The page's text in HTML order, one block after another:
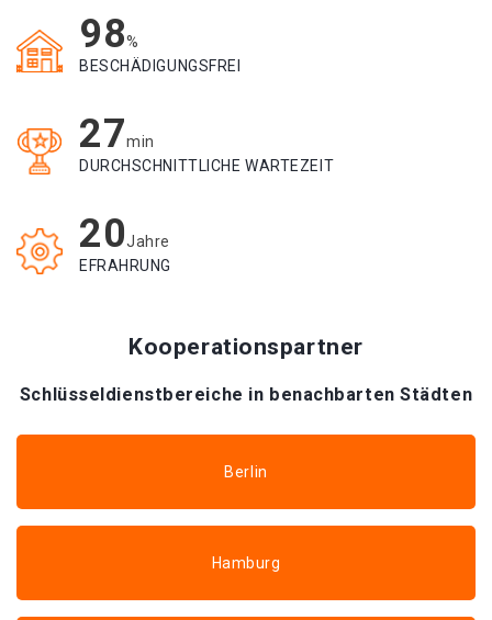
98%
BESCHÄDIGUNGSFREI
27min
DURCHSCHNITTLICHE WARTEZEIT
20Jahre
EFRAHRUNG
Kooperationspartner
Schlüsseldienstbereiche in benachbarten Städten
Berlin
Hamburg